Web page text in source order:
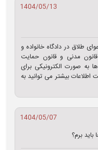
1404/05/13
طلاق در دادگاه خانواده و
مدنی و قانون حمایت
به صورت الکترونیکی برای
بیشتر می توانید به
1404/05/07
برم؟